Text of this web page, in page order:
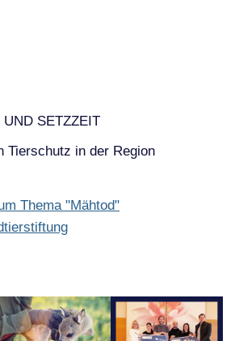
SETZZEIT
Tierschutz in der Region
Thema "Mähtod"